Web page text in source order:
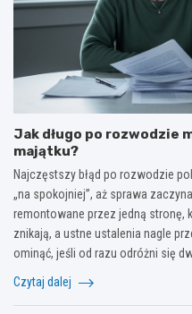
Jak długo po rozwodzie
majątku?
Najczęstszy błąd po rozwodzie
„na spokojniej”, aż sprawa
remontowane przez jedną stronę,
znikają, a ustne ustalenia nagle
ominąć, jeśli od razu odróżni się
Czytaj dalej